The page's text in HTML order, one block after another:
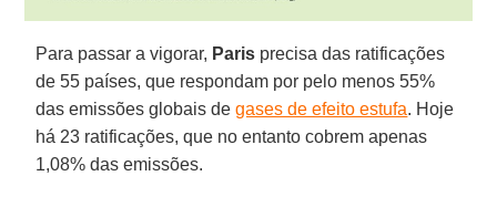
Para passar a vigorar, Paris precisa das ratificações
de 55 países, que respondam por pelo menos 55%
das emissões globais degases de efeito estufa. Hoje
há 23 ratificações, que no entanto cobrem apenas
1,08% das emissões.